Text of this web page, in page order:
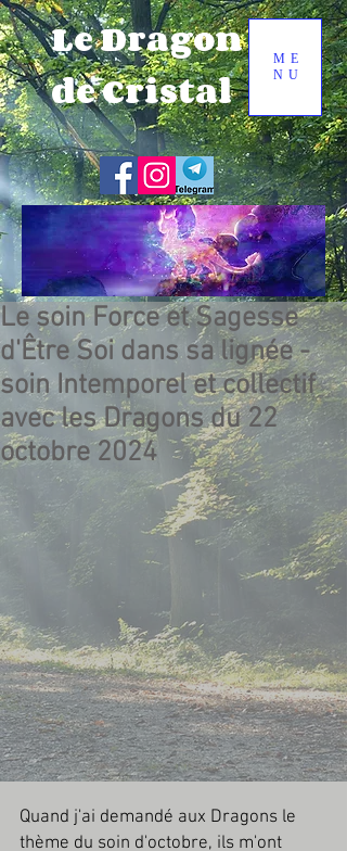
Le Dragon
de Cristal
ME
NU
Le soin Force et Sagesse
d'Être Soi dans sa lignée -
soin Intemporel et collectif
avec les Dragons du 22
octobre 2024
Quand j'ai demandé aux Dragons le
thème du soin d'octobre, ils m'ont